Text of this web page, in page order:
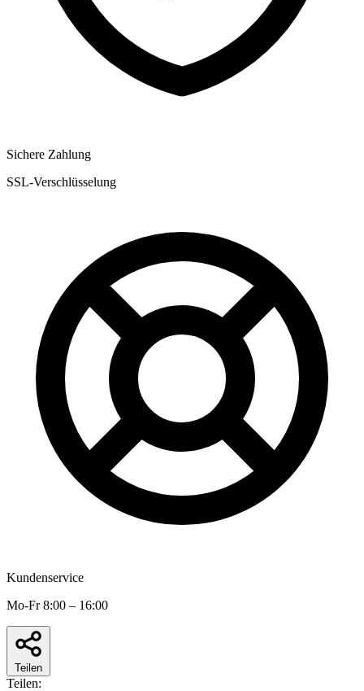
Sichere Zahlung
SSL-Verschlüsselung
Kundenservice
Mo-Fr 8:00 – 16:00
Teilen
Teilen: